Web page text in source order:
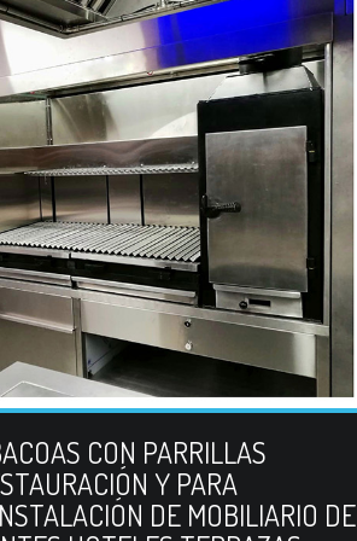
CON PARRILLAS
Y PARA
DE MOBILIARIO DE